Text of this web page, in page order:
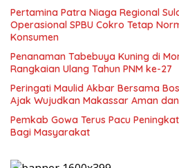
Pertamina Patra Niaga Regional
Operasional SPBU Cokro Tetap
Konsumen
Penanaman Tabebuya Kuning di
Rangkaian Ulang Tahun PNM ke-27
Peringati Maulid Akbar Bersama
Ajak Wujudkan Makassar Aman
Pemkab Gowa Terus Pacu
Bagi Masyarakat